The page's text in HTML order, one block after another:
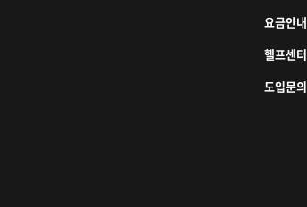
요금안내
헬프센터
도입문의